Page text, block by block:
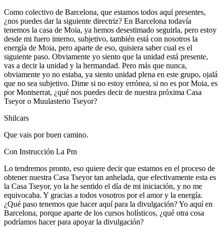
Como colectivo de Barcelona, que estamos todos aquí presentes,
¿nos puedes dar la siguiente directriz? En Barcelona todavía
tenemos la casa de Moia, ya hemos desestimado seguirla, pero estoy
desde mi fuero interno, subjetivo, también está con nosotros la
energía de Moia, pero aparte de eso, quisiera saber cual es el
siguiente paso. Obviamente yo siento que la unidad está presente,
vas a decir la unidad y la hermandad. Pero más que nunca,
obviamente yo no estaba, ya siento unidad plena en este grupo, ojalá
que no sea subjetivo. Dime si no estoy errónea, si no es por Moia, es
por Montserrat, ¿qué nos puedes decir de nuestra próxima Casa
Tseyor o Muulasterio Tseyor?
Shilcars
Que vais por buen camino.
Con Instrucción La Pm
Lo tendremos pronto, eso quiere decir que estamos en el proceso de
obtener nuestra Casa Tseyor tan anhelada, que efectivamente esta es
la Casa Tseyor, yo la he sentido el día de mi iniciación, y no me
equivocaba. Y gracias a todos vosotros por el amor y la energía.
¿Qué paso tenemos que hacer aquí para la divulgación? Yo aquí en
Barcelona, porque aparte de los cursos holísticos, ¿qué otra cosa
podríamos hacer para apoyar la divulgación?